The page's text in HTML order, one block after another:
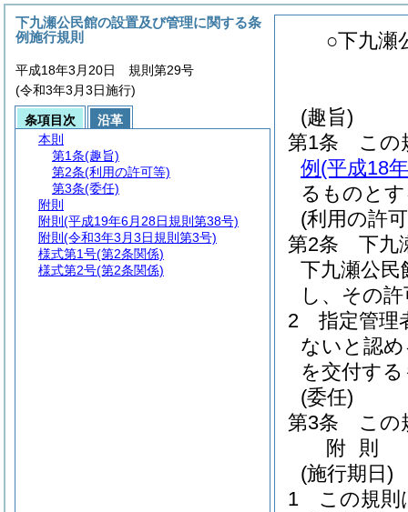
○下九瀬
(趣旨)
第1条
この
例 (平成18
るものと
(利用の許
第2条
下九
下九瀬公民
し、その
2
指定管理
ないと認
を交付す
(委任)
第3条
この
附 則
(施行期日)
1
この規則
下九瀬公民館の設置及び管理に関する条
例施行規則
平成18年3月20日 規則第29号
(令和3年3月3日施行)
条項目次
沿革
本則
第1条(趣旨)
第2条(利用の許可等)
第3条(委任)
附則
附則 (平成19年6月28日規則第38号)
附則 (令和3年3月3日規則第3号)
様式第1号(第2条関係)
様式第2号(第2条関係)